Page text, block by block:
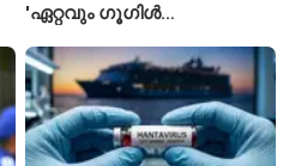
'ഏറ്റവും ഗൂഗിൾ
വിശേഷിപ്പിക്കപ്പെട്ട
ഗവേഷകൻ രാജിവെച്ചു